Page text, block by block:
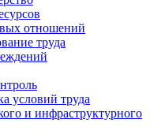
отношений
труда
условий труда
и инфраструктурного